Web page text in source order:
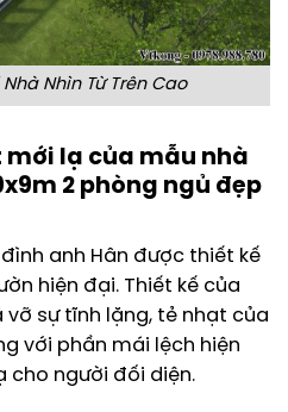
Nhìn Từ Trên Cao
lạ của mẫu nhà
2 phòng ngủ đẹp
anh Hân được thiết kế
hiện đại. Thiết kế của
sự tĩnh lặng, tẻ nhạt của
với phần mái lệch hiện
cho người đối diện.